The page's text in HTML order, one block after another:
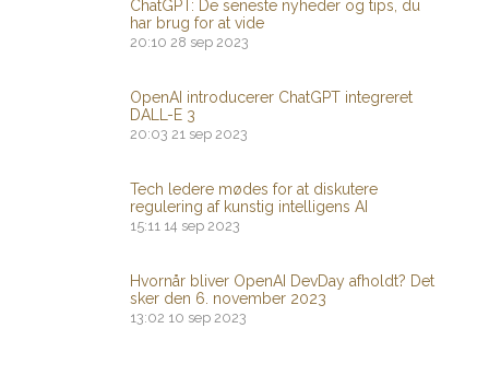
ChatGPT: De seneste nyheder og tips, du
har brug for at vide
20:10 28 sep 2023
OpenAI introducerer ChatGPT integreret
DALL-E 3
20:03 21 sep 2023
Tech ledere mødes for at diskutere
regulering af kunstig intelligens AI
15:11 14 sep 2023
Hvornår bliver OpenAI DevDay afholdt? Det
sker den 6. november 2023
13:02 10 sep 2023